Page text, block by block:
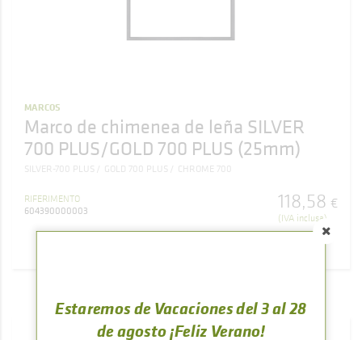
MARCOS
Marco de chimenea de leña SILVER
700 PLUS/GOLD 700 PLUS (25mm)
SILVER-700 PLUS GOLD 700 PLUS CHROME 700
RIFERIMENTO
604390000003
118,58 €
(IVA inclusa)
Estaremos de Vacaciones del 3 al 28
de agosto ¡Feliz Verano!